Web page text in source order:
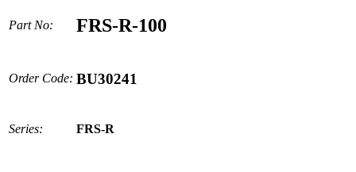
Part No: FRS-R-100
Order Code: BU30241
Series: FRS-R